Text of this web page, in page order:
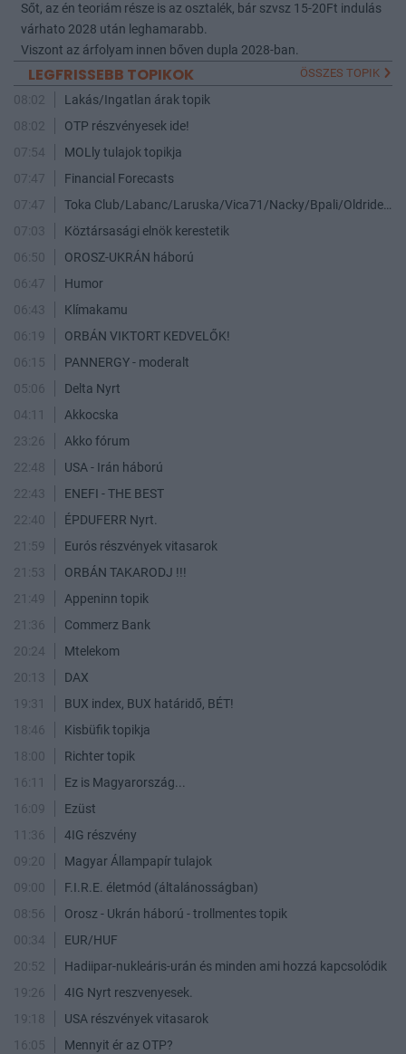
Sőt, az én teoriám része is az osztalék, bár szvsz 15-20Ft indulás
várhato 2028 után leghamarabb.
Viszont az árfolyam innen bőven dupla 2028-ban.
LEGFRISSEBB TOPIKOK ÖSSZES TOPIK
08:02
Lakás/Ingatlan árak topik
08:02
OTP részvényesek ide!
07:54
MOLly tulajok topikja
07:47
Financial Forecasts
07:47
Toka Club/Labanc/Laruska/Vica71/Nacky/Bpali/Oldrider/Josefernando/Mcbull/Kawaszabi
07:03
Köztársasági elnök kerestetik
06:50
OROSZ-UKRÁN háború
06:47
Humor
06:43
Klímakamu
06:19
ORBÁN VIKTORT KEDVELŐK!
06:15
PANNERGY - moderalt
05:06
Delta Nyrt
04:11
Akkocska
23:26
Akko fórum
22:48
USA - Irán háború
22:43
ENEFI - THE BEST
22:40
ÉPDUFERR Nyrt.
21:59
Eurós részvények vitasarok
21:53
ORBÁN TAKARODJ !!!
21:49
Appeninn topik
21:36
Commerz Bank
20:24
Mtelekom
20:13
DAX
19:31
BUX index, BUX határidő, BÉT!
18:46
Kisbüfik topikja
18:00
Richter topik
16:11
Ez is Magyarország...
16:09
Ezüst
11:36
4IG részvény
09:20
Magyar Állampapír tulajok
09:00
F.I.R.E. életmód (általánosságban)
08:56
Orosz - Ukrán háború - trollmentes topik
00:34
EUR/HUF
20:52
Hadiipar-nukleáris-urán és minden ami hozzá kapcsolódik
19:26
4IG Nyrt reszvenyesek.
19:18
USA részvények vitasarok
16:05
Mennyit ér az OTP?